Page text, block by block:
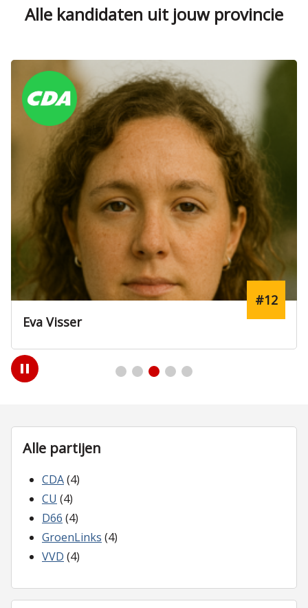
Alle kandidaten uit jouw provincie
Eva Visser
#12
Play
/
Alle partijen
CDA(4)
CU (4)
D66 (4)
GroenLinks (4)
VVD (4)